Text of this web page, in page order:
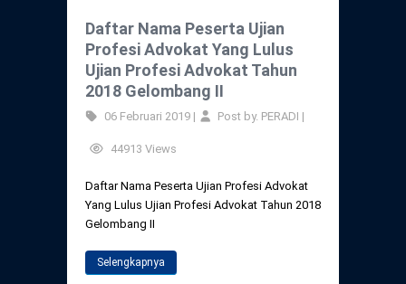
Daftar Nama Peserta Ujian
Profesi Advokat Yang Lulus
Ujian Profesi Advokat Tahun
2018 Gelombang II
06 Februari 2019 | Post by. PERADI |
44913 Views
Daftar Nama Peserta Ujian Profesi Advokat
Yang Lulus Ujian Profesi Advokat Tahun 2018
Gelombang II
Selengkapnya